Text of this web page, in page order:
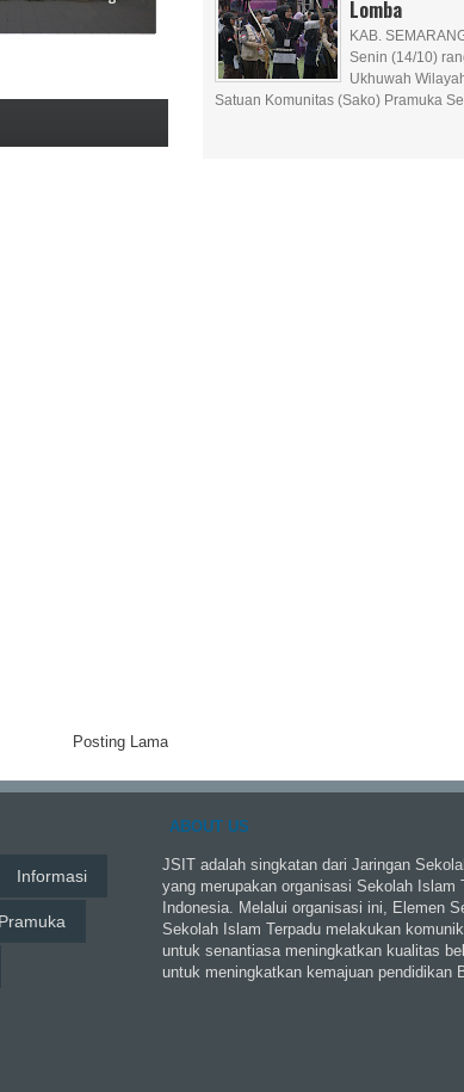
Posting Lama
Lomba
KAB.
Senin (14/10)
Ukhuwah
Satuan Komunitas (Sako) Pramuka
Informasi
Pramuka
ABOUT US
JSIT adalah singkatan dari Jaringan
yang merupakan organisasi Sekolah Islam
Indonesia. Melalui organisasi ini, Elemen
Sekolah Islam Terpadu melakukan
untuk senantiasa meningkatkan kualitas
untuk meningkatkan kemajuan pendidikan